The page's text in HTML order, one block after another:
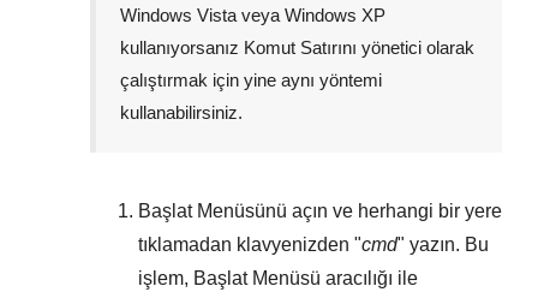
Windows VistaveyaWindows XP
kullanıyorsanız Komut Satırını yönetici olarak
çalıştırmak için yine aynı yöntemi
kullanabilirsiniz.
Başlat Menüsünü açın ve herhangi bir yere
tıklamadan klavyenizden "cmd" yazın. Bu
işlem, Başlat Menüsü aracılığı ile